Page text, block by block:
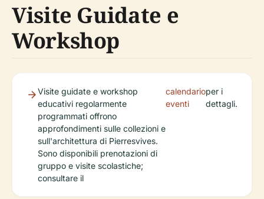
Visite Guidate e
Workshop
Visite guidate e workshop
educativi regolarmente
programmati offrono
approfondimenti sulle collezioni e
sull'architettura di Pierresvives.
Sono disponibili prenotazioni di
gruppo e visite scolastiche;
consultare il
calendario
eventi
per i
dettagli.